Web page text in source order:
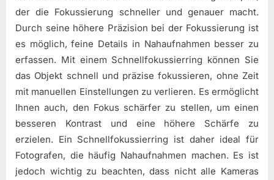
der die Fokussierung schneller und genauer macht.
Durch seine höhere Präzision bei der Fokussierung ist
es möglich, feine Details in Nahaufnahmen besser zu
erfassen. Mit einem Schnellfokussierring können Sie
das Objekt schnell und präzise fokussieren, ohne Zeit
mit manuellen Einstellungen zu verlieren. Es ermöglicht
Ihnen auch, den Fokus schärfer zu stellen, um einen
besseren Kontrast und eine höhere Schärfe zu
erzielen. Ein Schnellfokussierring ist daher ideal für
Fotografen, die häufig Nahaufnahmen machen. Es ist
jedoch wichtig zu beachten, dass nicht alle Kameras